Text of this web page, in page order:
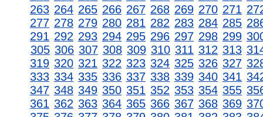
263 264 265 266 267 268 269 270 271
277 278 279 280 281 282 283 284 285
291 292 293 294 295 296 297 298 299
305 306 307 308 309 310 311 312 313
319 320 321 322 323 324 325 326 327
333 334 335 336 337 338 339 340 341
347 348 349 350 351 352 353 354 355
361 362 363 364 365 366 367 368 369